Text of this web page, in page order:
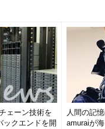
ェーン技術を
ックエンドを開
人間の記
amuraiが